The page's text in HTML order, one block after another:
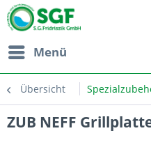
Menü
Übersicht
ZUB NEFF